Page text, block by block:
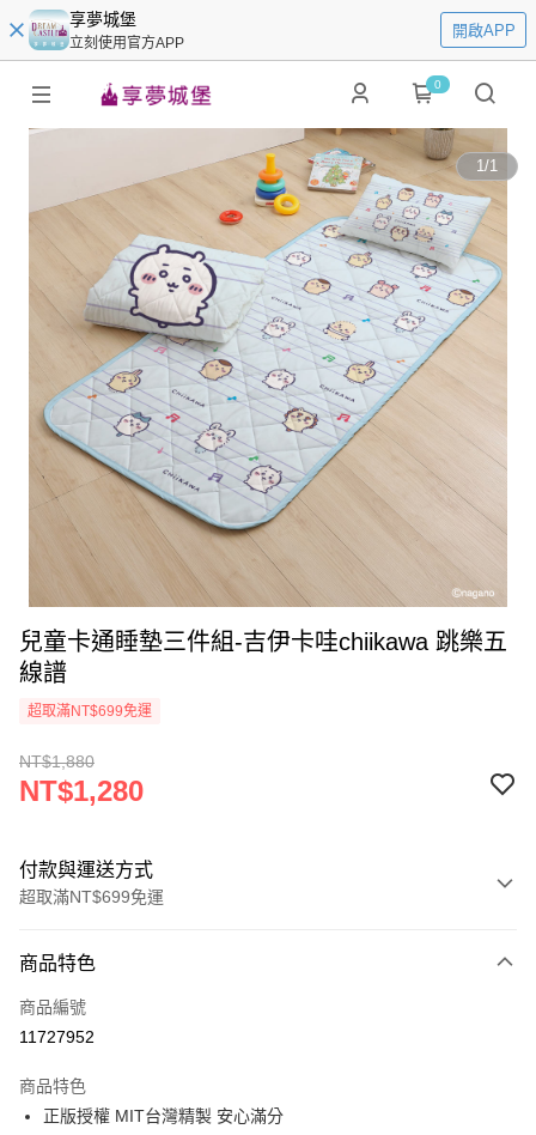
享夢城堡
立刻使用官方APP
開啟APP
0
1/1
兒童卡通睡墊三件組-吉伊卡哇chiikawa 跳樂五
線譜
超取滿NT$699免運
NT$1,880
NT$1,280
付款與運送方式
超取滿NT$699免運
信用卡一次付款
超商取貨付款
Apple Pay
商品特色
商品編號
11727952
商品特色
正版授權 MIT台灣精製 安心滿分